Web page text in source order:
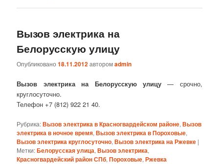
Вызов электрика на
Белорусскую улицу
Опубликовано18.11.2012авторомadmin
Вызов электрика на Белорусскую улицу— срочно,
круглосуточно.
Телефон +7 (812) 922 21 40.
Рубрика:Вызов электрика в Красногвардейском районе,Вызов
электрика в ночное время,Вызов электрика в Пороховые,
Вызов электрика круглосуточно,Вызов электрика на Ржевке |
Метки:Белорусская улица,Вызов электрика,
Красногвардейский район СПб,Пороховые,Ржевка